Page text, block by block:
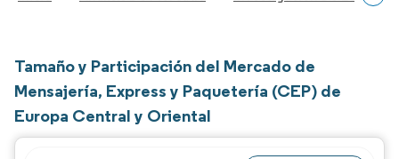
Tamaño y Participación del Mercado de
Mensajería, Express y Paquetería (CEP) de
Europa Central y Oriental